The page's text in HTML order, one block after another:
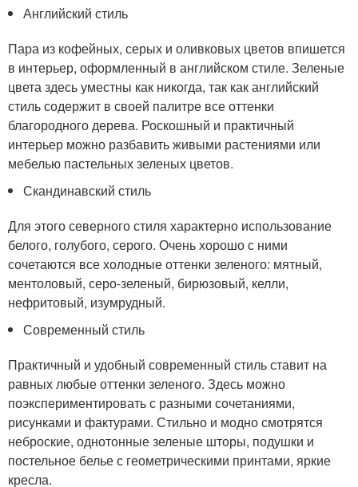
Английский стиль
Пара из кофейных, серых и оливковых цветов впишется
в интерьер, оформленный в английском стиле. Зеленые
цвета здесь уместны как никогда, так как английский
стиль содержит в своей палитре все оттенки
благородного дерева. Роскошный и практичный
интерьер можно разбавить живыми растениями или
мебелью пастельных зеленых цветов.
Скандинавский стиль
Для этого северного стиля характерно использование
белого, голубого, серого. Очень хорошо с ними
сочетаются все холодные оттенки зеленого: мятный,
ментоловый, серо-зеленый, бирюзовый, келли,
нефритовый, изумрудный.
Современный стиль
Практичный и удобный современный стиль ставит на
равных любые оттенки зеленого. Здесь можно
поэкспериментировать с разными сочетаниями,
рисунками и фактурами. Стильно и модно смотрятся
неброские, однотонные зеленые шторы, подушки и
постельное белье с геометрическими принтами, яркие
кресла.